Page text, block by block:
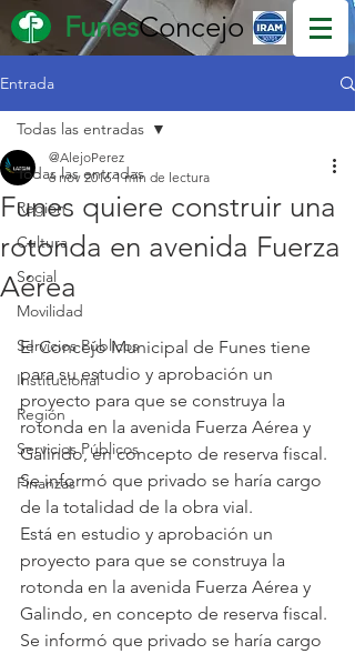
FunesConcejo
Entrada
Todas las entradas
Región
Cultura
Social
Movilidad
Servicios Públicos
Institucional
Región
Servicios Públicos
Finanzas
Todas las entradas
Funes quiere construir una
rotonda en avenida Fuerza
Aérea
@AlejoPerez
6 nov 2016 1 min de lectura
El Concejo Municipal de Funes tiene
para su estudio y aprobación un
proyecto para que se construya la
rotonda en la avenida Fuerza Aérea y
Galindo, en concepto de reserva fiscal.
Se informó que privado se haría cargo
de la totalidad de la obra vial.
Está en estudio y aprobación un
proyecto para que se construya la
rotonda en la avenida Fuerza Aérea y
Galindo, en concepto de reserva fiscal.
Se informó que privado se haría cargo